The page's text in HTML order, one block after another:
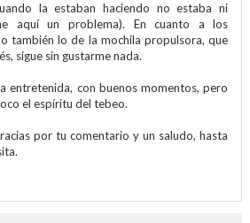
la estaban haciendo no estaba ni
aquí un problema). En cuanto a los
también lo de la mochila propulsora, que
sigue sin gustarme nada.
entretenida, con buenos momentos, pero
el espíritu del tebeo.
por tu comentario y un saludo, hasta